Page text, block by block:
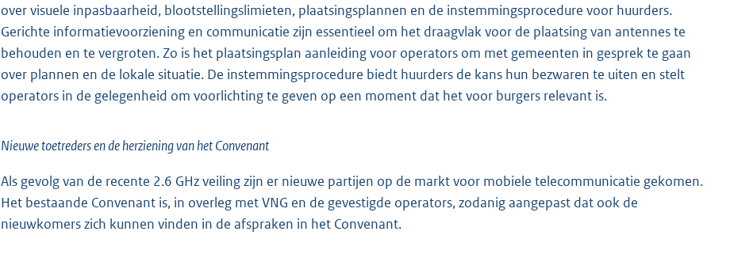
over visuele inpasbaarheid, blootstellingslimieten, plaatsingsplannen en de instemmingsprocedure voor huurders.
Gerichte informatievoorziening en communicatie zijn essentieel om het draagvlak voor de plaatsing van antennes te
behouden en te vergroten. Zo is het plaatsingsplan aanleiding voor operators om met gemeenten in gesprek te gaan
over plannen en de lokale situatie. De instemmingsprocedure biedt huurders de kans hun bezwaren te uiten en stelt
operators in de gelegenheid om voorlichting te geven op een moment dat het voor burgers relevant is.
Nieuwe toetreders en de herziening van het Convenant
Als gevolg van de recente 2.6 GHz veiling zijn er nieuwe partijen op de markt voor mobiele telecommunicatie gekomen.
Het bestaande Convenant is, in overleg met VNG en de gevestigde operators, zodanig aangepast dat ook de
nieuwkomers zich kunnen vinden in de afspraken in het Convenant.